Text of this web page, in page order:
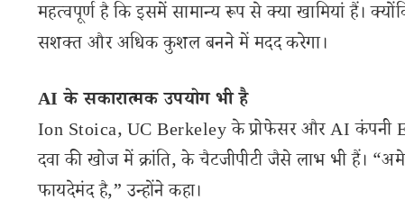
महत्वपूर्ण है कि इसमें सामान्य रूप से क्या खामियां हैं।
सशक्त और अधिक कुशल बनने में मदद करेगा।
AI के सकारात्मक उपयोग भी है
Ion Stoica, UC Berkeley के प्रोफेसर और AI कंपनी
दवा की खोज में क्रांति, के चैटजीपीटी जैसे लाभ भी हैं।
फायदेमंद है,” उन्होंने कहा।